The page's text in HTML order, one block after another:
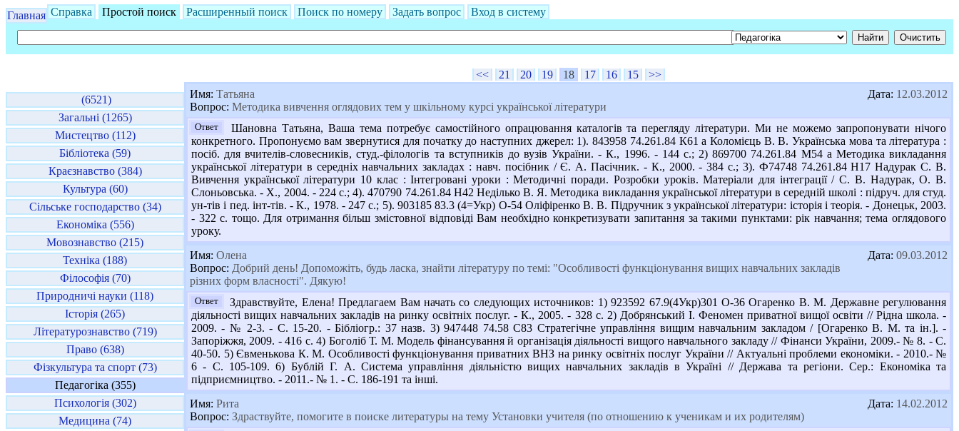
Главная Справка Простой поиск Расширенный поиск Поиск по номеру Задать вопрос Вход в систему
(6521)
Загальні (1265)
Мистецтво (112)
Бібліотека (59)
Краєзнавство (384)
Культура (60)
Сільське господарство (34)
Економіка (556)
Мовознавство (215)
Техніка (188)
Філософія (70)
Природничі науки (118)
Історія (265)
Літературознавство (719)
Право (638)
Фізкультура та спорт (73)
Педагогіка (355)
Психологія (302)
Медицина (74)
<< 21 20 19 18 17 16 15
>>
Дата: 12.03.2012
Имя: Татьяна
Вопрос: Методика вивчення оглядових тем у шкільному курсі української літератури
Ответ
Шановна Татьяна, Ваша тема потребує самостійного опрацювання каталогів та перегляду літератури. Ми не можемо запропонувати нічого
конкретного. Пропонуємо вам звернутися для початку до наступних джерел: 1). 843958 74.261.84 К61 а Коломієць В. В. Українська мова та література :
посіб. для вчителів-словесників, студ.-філологів та вступників до вузів України. - К., 1996. - 144 с.; 2) 869700 74.261.84 М54 а Методика викладання
української літератури в середніх навчальних закладах : навч. посібник / Є. А. Пасічник. - К., 2000. - 384 с.; 3). Ф74748 74.261.84 Н17 Надурак С. В.
Вивчення української літератури 10 клас : Інтегровані уроки : Методичні поради. Розробки уроків. Матеріали для інтеграції / С. В. Надурак, О. В.
Слоньовська. - Х., 2004. - 224 с.; 4). 470790 74.261.84 Н42 Неділько В. Я. Методика викладання української літератури в середній школі : підруч. для студ.
ун-тів і пед. інт-тів. - К., 1978. - 247 с.; 5). 903185 83.3 (4=Укр) О-54 Оліфіренко В. В. Підручник з української літератури: історія і теорія. - Донецьк, 2003.
- 322 с. тощо. Для отримання більш змістовної відповіді Вам необхідно конкретизувати запитання за такими пунктами: рік навчання; тема оглядового
уроку.
Дата: 09.03.2012
Имя: Олена
Вопрос: Добрий день! Допоможіть, будь ласка, знайти літературу по темі: "Особливості функціонування вищих навчальних закладів
різних форм власності". Дякую!
Ответ
Здравствуйте, Елена! Предлагаем Вам начать со следующих источников: 1) 923592 67.9(4Укр)301 О-36 Огаренко В. М. Державне регулювання
діяльності вищих навчальних закладів на ринку освітніх послуг. - К., 2005. - 328 с. 2) Добрянський І. Феномен приватної вищої освіти // Рідна школа. -
2009. - № 2-3. - С. 15-20. - Бібліогр.: 37 назв. 3) 947448 74.58 С83 Стратегічне управління вищим навчальним закладом / [Огаренко В. М. та ін.]. -
Запоріжжя, 2009. - 416 с. 4) Боголіб Т. М. Модель фінансування й організація діяльності вищого навчального закладу // Фінанси України, 2009.- № 8. - С.
40-50. 5) Євменькова К. М. Особливості функціонування приватних ВНЗ на ринку освітніх послуг України // Актуальні проблеми економіки. - 2010.- №
6 - С. 105-109. 6) Бублій Г. А. Система управління діяльністю вищих навчальних закладів в Україні // Держава та регіони. Сер.: Економіка та
підприємництво. - 2011.- № 1. - С. 186-191 та інші.
Дата: 14.02.2012
Имя: Рита
Вопрос: Здраствуйте, помогите в поиске литературы на тему Установки учителя (по отношению к ученикам и их родителям)